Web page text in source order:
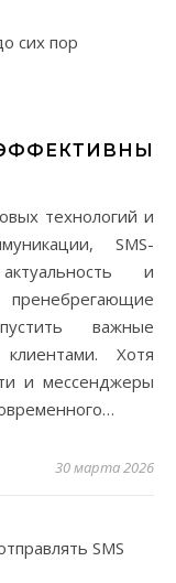
SMS-
и
важные
Хотя
и мессенджеры
30 марта 2026